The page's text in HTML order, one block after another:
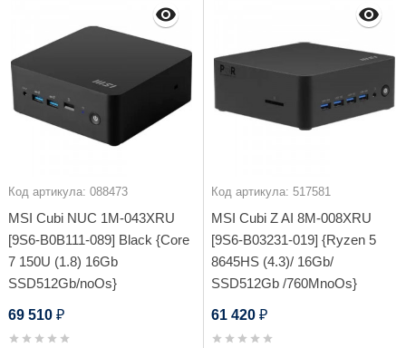
Код артикула: 088473
MSI Cubi NUC 1M-043XRU
[9S6-B0B111-089] Black {Core
7 150U (1.8) 16Gb
SSD512Gb/noOs}
69 510 ₽
Код артикула: 517581
MSI Cubi Z AI 8M-008XRU
[9S6-B03231-019] {Ryzen 5
8645HS (4.3)/ 16Gb/
SSD512Gb /760MnoOs}
61 420 ₽